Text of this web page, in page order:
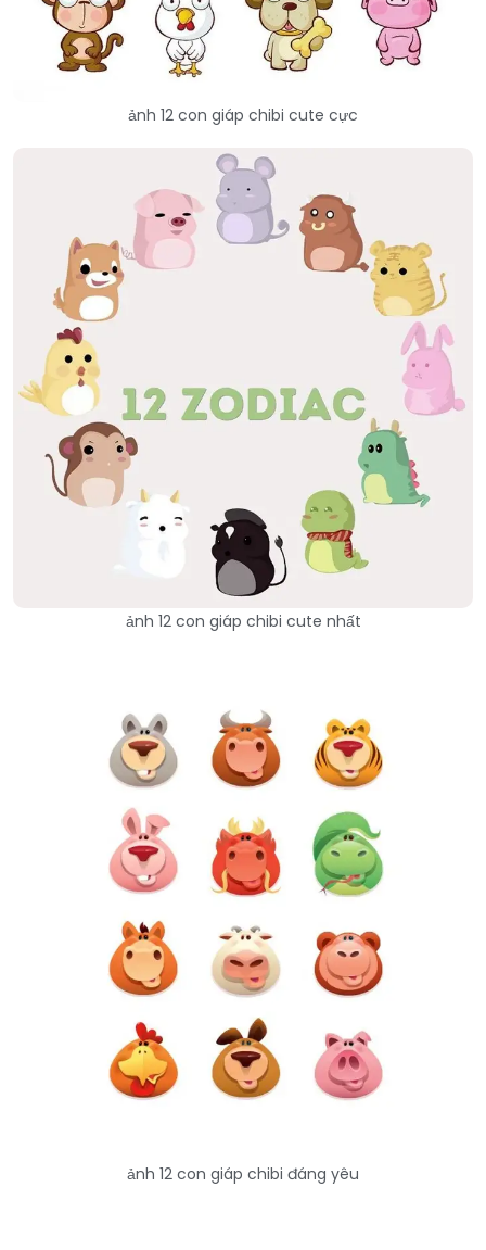
ảnh 12 con giáp chibi cute cực
ảnh 12 con giáp chibi cute nhất
ảnh 12 con giáp chibi đáng yêu